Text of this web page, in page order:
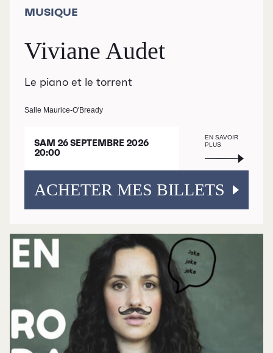
MUSIQUE
Viviane Audet
Le piano et le torrent
Salle Maurice-O'Bready
SAM 26 SEPTEMBRE 2026
20:00
EN SAVOIR
PLUS
ACHETER MES BILLETS